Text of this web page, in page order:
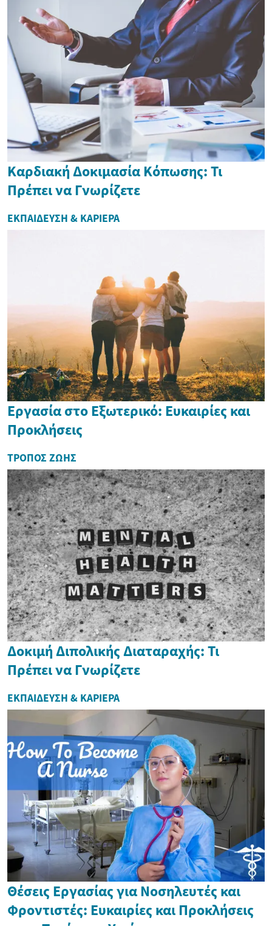
Καρδιακή Δοκιμασία Κόπωσης: Τι
Πρέπει να Γνωρίζετε
ΕΚΠΑΊΔΕΥΣΗ & ΚΑΡΙΈΡΑ
Εργασία στο Εξωτερικό: Ευκαιρίες και
Προκλήσεις
ΤΡΌΠΟΣ ΖΩΉΣ
Δοκιμή Διπολικής Διαταραχής: Τι
Πρέπει να Γνωρίζετε
ΕΚΠΑΊΔΕΥΣΗ & ΚΑΡΙΈΡΑ
Θέσεις Εργασίας για Νοσηλευτές και
Φροντιστές: Ευκαιρίες και Προκλήσεις